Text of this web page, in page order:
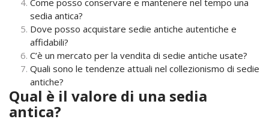
sedia antica?
Dove posso acquistare sedie antiche autentiche e
affidabili?
C’è un mercato per la vendita di sedie antiche usate?
Quali sono le tendenze attuali nel collezionismo di sedie
antiche?
Qual è il valore di una sedia
antica?